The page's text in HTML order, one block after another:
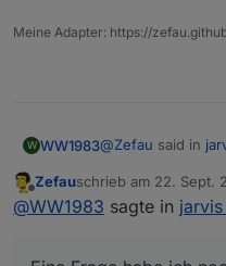
Meine Adapter: https://
W WW1983@Zefau said in
@WW1983
lediglich über den
Offline
Zefauschrieb am 22. Sept.
zuletzt editiert von
@WW1983 sagte in